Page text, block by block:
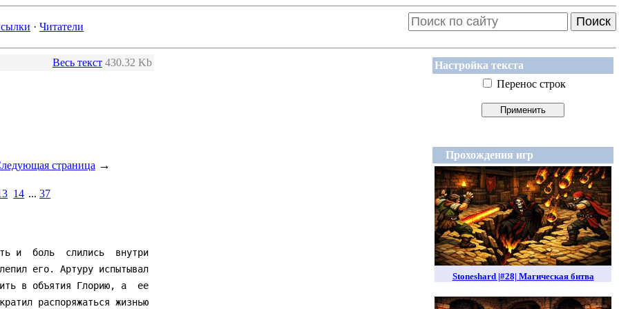
· Читатели Поиск
Настройка текста
Перенос строк
Прохождения игр
Stoneshard |#28| Магическая битва
Весь текст 430.32 Kb
страница →
14 ...37